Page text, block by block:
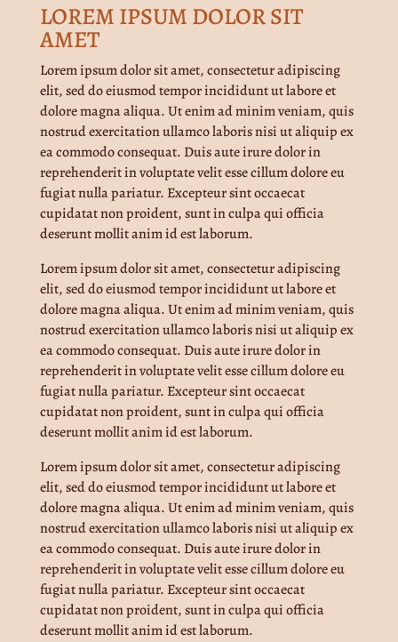
LOREM IPSUM DOLOR SIT
AMET
Lorem ipsum dolor sit amet, consectetur adipiscing
elit, sed do eiusmod tempor incididunt ut labore et
dolore magna aliqua. Ut enim ad minim veniam, quis
nostrud exercitation ullamco laboris nisi ut aliquip ex
ea commodo consequat. Duis aute irure dolor in
reprehenderit in voluptate velit esse cillum dolore eu
fugiat nulla pariatur. Excepteur sint occaecat
cupidatat non proident, sunt in culpa qui officia
deserunt mollit anim id est laborum.
Lorem ipsum dolor sit amet, consectetur adipiscing
elit, sed do eiusmod tempor incididunt ut labore et
dolore magna aliqua. Ut enim ad minim veniam, quis
nostrud exercitation ullamco laboris nisi ut aliquip ex
ea commodo consequat. Duis aute irure dolor in
reprehenderit in voluptate velit esse cillum dolore eu
fugiat nulla pariatur. Excepteur sint occaecat
cupidatat non proident, sunt in culpa qui officia
deserunt mollit anim id est laborum.
Lorem ipsum dolor sit amet, consectetur adipiscing
elit, sed do eiusmod tempor incididunt ut labore et
dolore magna aliqua. Ut enim ad minim veniam, quis
nostrud exercitation ullamco laboris nisi ut aliquip ex
ea commodo consequat. Duis aute irure dolor in
reprehenderit in voluptate velit esse cillum dolore eu
fugiat nulla pariatur. Excepteur sint occaecat
cupidatat non proident, sunt in culpa qui officia
deserunt mollit anim id est laborum.